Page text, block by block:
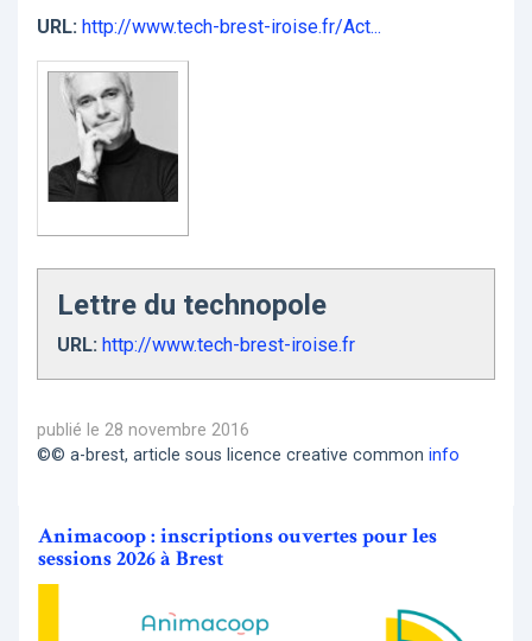
URL: http://www.tech-brest-iroise.fr/Act...
Lettre du technopole
URL: http://www.tech-brest-iroise.fr
publié le 28 novembre 2016
©© a-brest, article sous licence creative common info
Animacoop : inscriptions ouvertes pour les
sessions 2026 à Brest